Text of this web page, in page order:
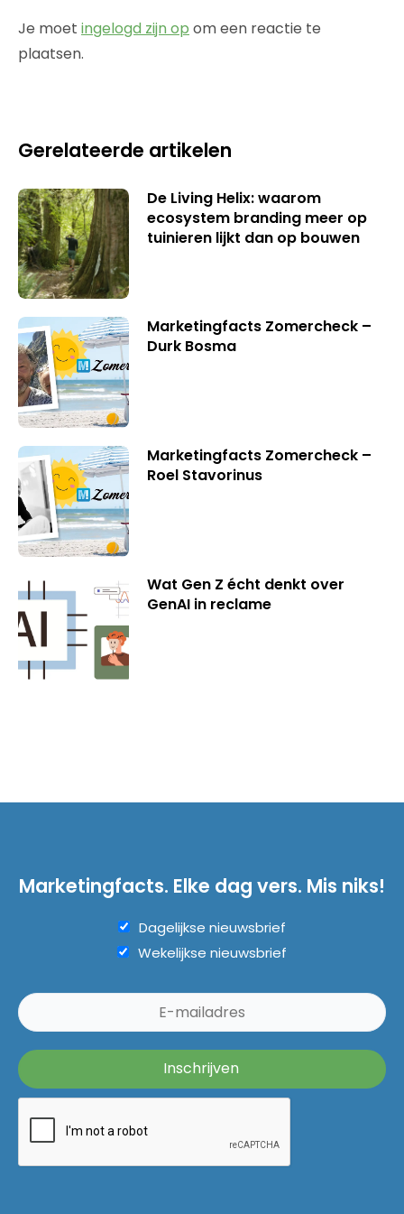
Je moet ingelogd zijn op om een reactie te
plaatsen.
Gerelateerde artikelen
De Living Helix: waarom
ecosystem branding meer op
tuinieren lijkt dan op bouwen
Marketingfacts Zomercheck –
Durk Bosma
Marketingfacts Zomercheck –
Roel Stavorinus
Wat Gen Z écht denkt over
GenAI in reclame
Marketingfacts. Elke dag vers. Mis niks!
Dagelijkse nieuwsbrief
Wekelijkse nieuwsbrief